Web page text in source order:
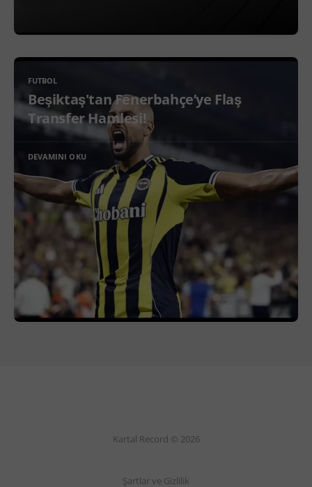
FUTBOL
Beşiktaş'tan Fenerbahçe’ye Flaş
Transfer Hamlesi!
DEVAMINI OKU
Kartal Record © 2026
Şartlar ve Gizlilik